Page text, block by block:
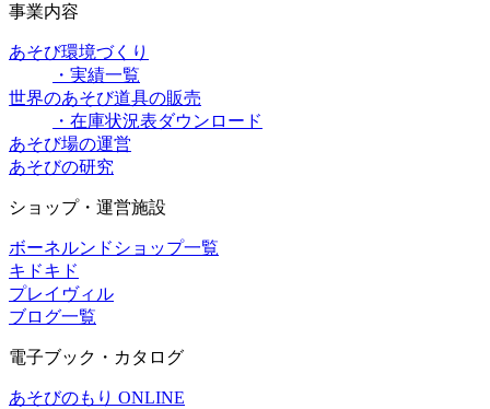
事業内容
あそび環境づくり
・実績一覧
世界のあそび道具の販売
・在庫状況表ダウンロード
あそび場の運営
あそびの研究
ショップ・運営施設
ボーネルンドショップ一覧
キドキド
プレイヴィル
ブログ一覧
電子ブック・カタログ
あそびのもり ONLINE